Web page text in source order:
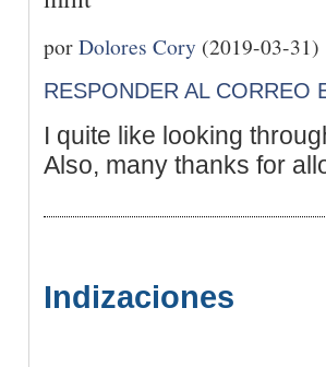
porDolores Cory (2019-03-31)
RESPONDER AL CORREO
I quite like looking
Also, many thanks for
Indizaciones